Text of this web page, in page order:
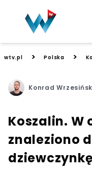
wtv.pl > Polska >
Konrad
Koszalin. W
znaleziono
dziewczynkę